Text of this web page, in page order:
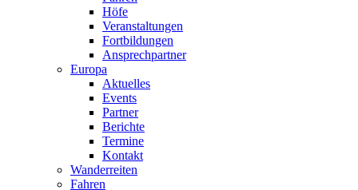
Höfe
Veranstaltungen
Fortbildungen
Ansprechpartner
Europa
Aktuelles
Events
Partner
Berichte
Termine
Kontakt
Wanderreiten
Fahren